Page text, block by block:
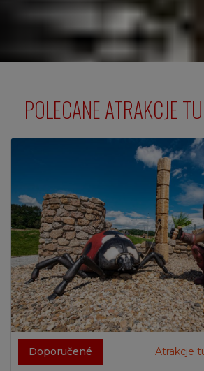
POLECANE ATRAKCJE
Doporučené Atrakcje